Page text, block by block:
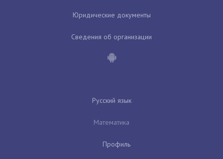
Юридические документы
Сведения об организации
Русский язык
Математика
Профиль